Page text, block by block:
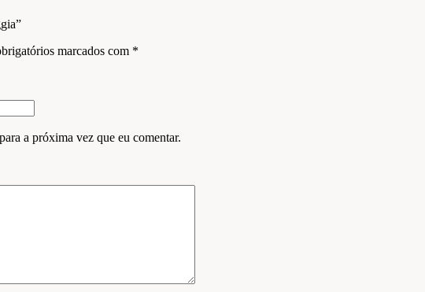
marcados com *
a próxima vez que eu comentar.